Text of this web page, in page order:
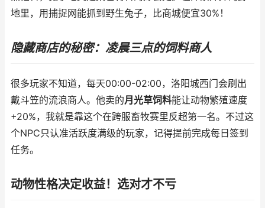
地里，用捕捉网能抓到野生兔子，比商城便宜30%！
隐藏商店的秘密：凌晨三点的饲料商人
很多玩家不知道，每天00:00-02:00，洛阳城西门会刷出
戴斗笠的流浪商人。他卖的月光草饲料能让动物繁殖速度
+20%，我就是靠这个在跨服畜牧赛里反超第一名。不过这
个NPC只认准活跃度满级的玩家，记得提前完成每日签到
任务。
动物性格决定收益！选对才不亏